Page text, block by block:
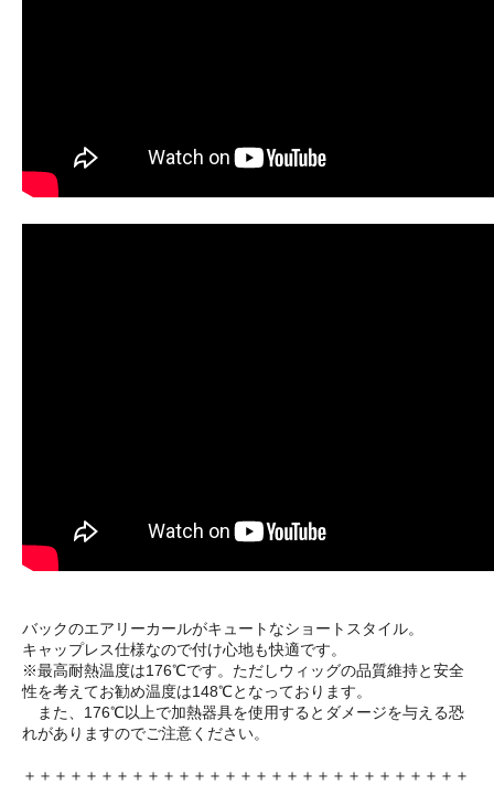
バックのエアリーカールがキュートなショートスタイル。
キャップレス仕様なので付け心地も快適です。
※最高耐熱温度は176℃です。ただしウィッグの品質維持と安全
性を考えてお勧め温度は148℃となっております。
また、176℃以上で加熱器具を使用するとダメージを与える恐
れがありますのでご注意ください。
＋＋＋＋＋＋＋＋＋＋＋＋＋＋＋＋＋＋＋＋＋＋＋＋＋＋＋＋＋